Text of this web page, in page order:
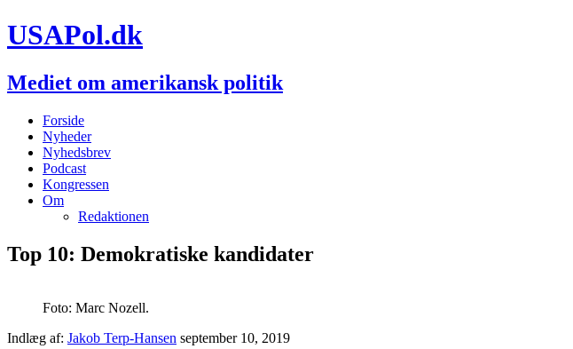
USAPol.dk
Mediet om amerikansk politik
Forside
Nyheder
Nyhedsbrev
Podcast
Kongressen
Om
Redaktionen
Top 10: Demokratiske kandidater
Foto: Marc Nozell.
Indlæg af: Jakob Terp-Hansen september 10, 2019